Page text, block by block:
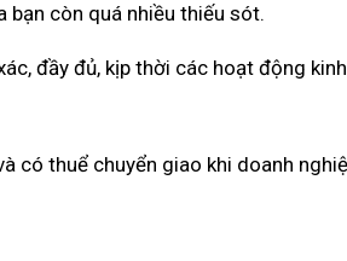
còn quá nhiều thiếu sót.
đầy đủ, kịp thời các hoạt động
có thuể chuyển giao khi doanh